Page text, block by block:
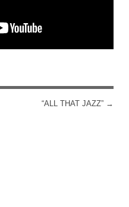
“ALL THAT JAZZ” →